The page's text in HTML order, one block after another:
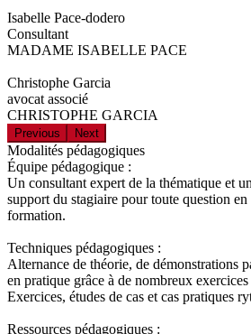
Isabelle Pace-dodero
Consultant
MADAME ISABELLE PACE
Christophe Garcia
avocat associé
CHRISTOPHE GARCIA
Previous Next
Modalités pédagogiques
Équipe pédagogique :
Un consultant expert de la thématique et
support du stagiaire pour toute question
formation.
Techniques pédagogiques :
Alternance de théorie, de démonstrations
en pratique grâce à de nombreux
Exercices, études de cas et cas pratiques
Ressources pédagogiques :